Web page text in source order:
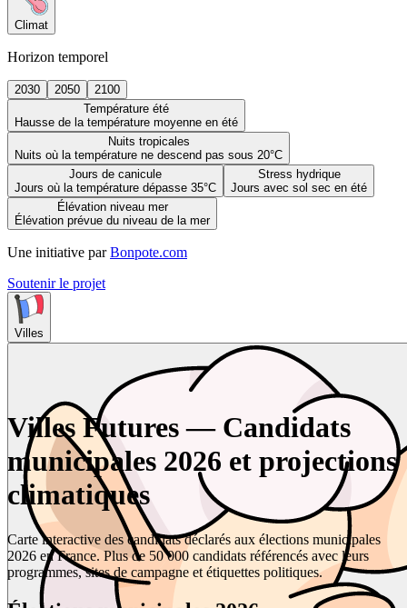
Climat
Horizon temporel
2030 2050
2100
Température été
Hausse de la température moyenne en été
Nuits tropicales
Nuits où la température ne descend pas sous 20°C
Jours de canicule
Jours où la température dépasse 35°C
Stress hydrique
Jours avec sol sec en été
Élévation niveau mer
Élévation prévue du niveau de la mer
Une initiative par Bonpote.com
Soutenir le projet
Villes
Villes Futures — Candidats
municipales 2026 et projections
climatiques
Carte interactive des candidats déclarés aux élections municipales
2026 en France. Plus de 50 000 candidats référencés avec leurs
programmes, sites de campagne et étiquettes politiques.